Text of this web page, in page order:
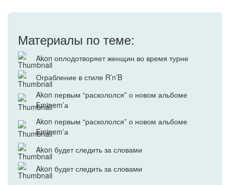
Материалы по теме:
Akon оплодотворяет женщин во время турне
Ограбление в стиле R’n’B
Akon первым “раскололся” о новом альбоме
Eminem’а
Akon первым “раскололся” о новом альбоме
Eminem’а
Akon будет следить за словами
Akon будет следить за словами